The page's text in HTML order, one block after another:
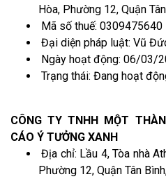
Hòa, Phường 12, Quận
Mã số thuế: 0309475640
Đại diện pháp luật: Vũ
Ngày hoạt động: 06/03/
Trạng thái: Đang hoạt
CÔNG TY TNHH MỘT
CÁO Ý TƯỞNG XANH
Địa chỉ: Lầu 4, Tòa nhà
Phường 12, Quận Tân